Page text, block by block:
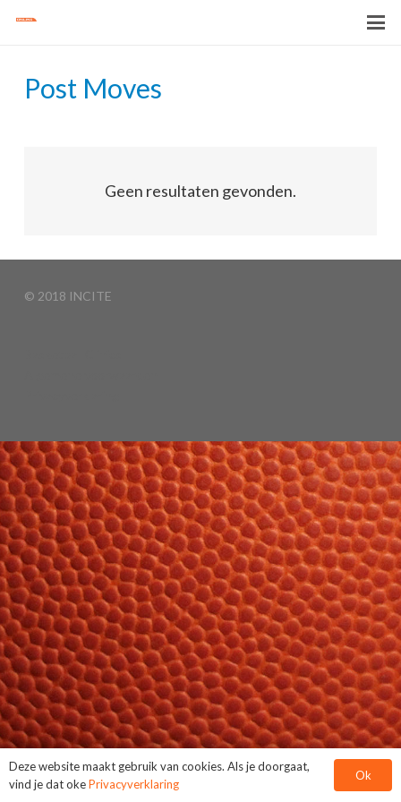
Post Moves
Geen resultaten gevonden.
© 2018 INCITE
Deze website maakt gebruik van cookies. Als je doorgaat,
vind je dat okePrivacyverklaring
Ok